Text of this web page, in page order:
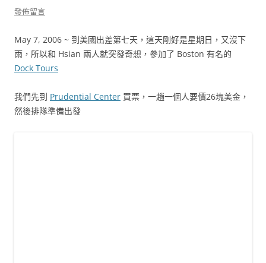
發佈留言
May 7, 2006 ~ 到美國出差第七天，這天剛好是星期日，又沒下
雨，所以和 Hsian 兩人就突發奇想，參加了 Boston 有名的
Dock Tours
我們先到 Prudential Center 買票，一趟一個人要價26塊美金，
然後排隊準備出發